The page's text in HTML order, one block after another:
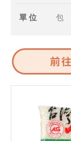
單 位 包